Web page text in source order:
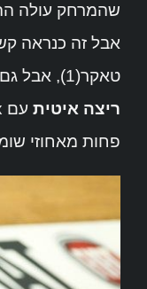
שהמרחק עולה
אבל זה כנראה
טאקר(1), אבל גם לעלות האנרגטית בפועל של
ריצה איטית
פחות מאחוזי